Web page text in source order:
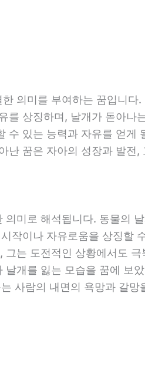
의미를 부여하는 꿈입니
를 상징하며, 날개가 돋아
수 있는 능력과 자유를 얻
난 꿈은 자아의 성장과 발
미로 해석됩니다. 동물의
작이나 자유로움을 상징할
는 도전적인 상황에서도
개를 잃는 모습을 꿈에 보
사람의 내면의 욕망과 갈